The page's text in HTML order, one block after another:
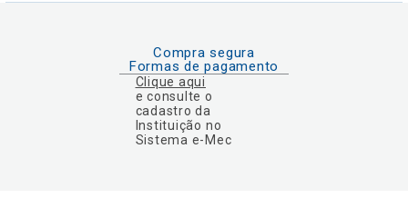
Compra segura
Formas de pagamento
Clique aqui
e consulte o
cadastro da
Instituição no
Sistema e-Mec